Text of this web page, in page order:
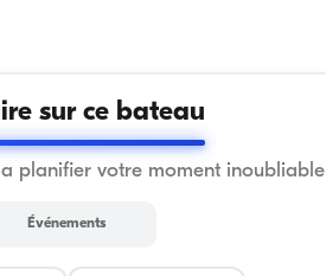
sur ce bateau
a planifier votre moment inoubliable
Événements